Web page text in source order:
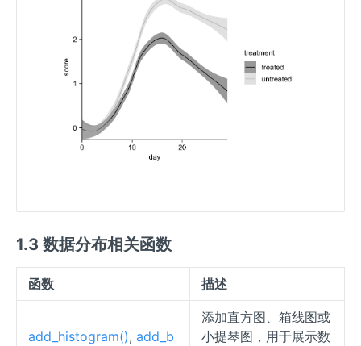
1.3 数据分布相关函数
函数 描述
add_histogram(), add_b
添加直方图、箱线图或
小提琴图，用于展示数